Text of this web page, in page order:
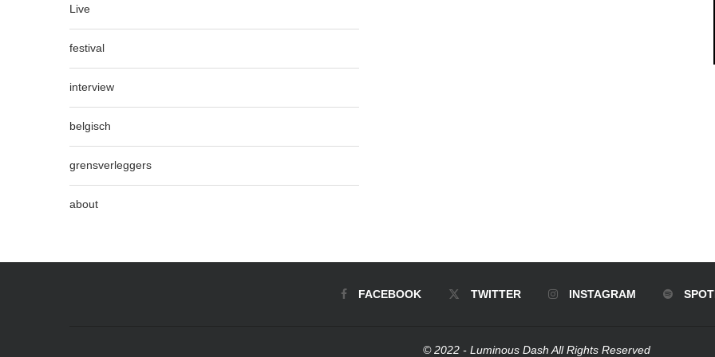
Live
festival
interview
belgisch
grensverleggers
about
FACEBOOK TWITTER INSTAGRAM
© 2022 - Luminous Dash All Rights Reserved